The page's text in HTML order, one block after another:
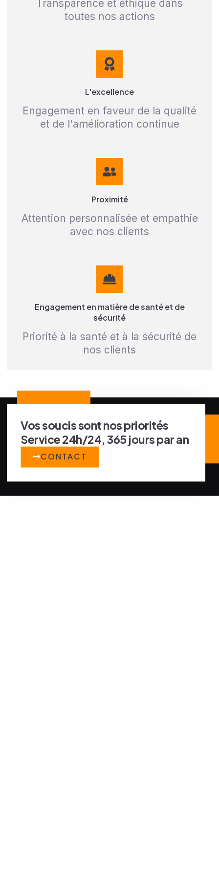
Transparence et éthique dans
toutes nos actions
L'excellence
Engagement en faveur de la qualité
et de l'amélioration continue
Proximité
Attention personnalisée et empathie
avec nos clients
Engagement en matière de santé et de
sécurité
Priorité à la santé et à la sécurité de
nos clients
Vos soucis sont nos priorités
Service 24h/24, 365 jours par an
CONTACT